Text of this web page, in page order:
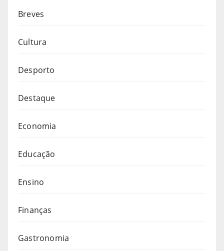
Breves
Cultura
Desporto
Destaque
Economia
Educação
Ensino
Finanças
Gastronomia